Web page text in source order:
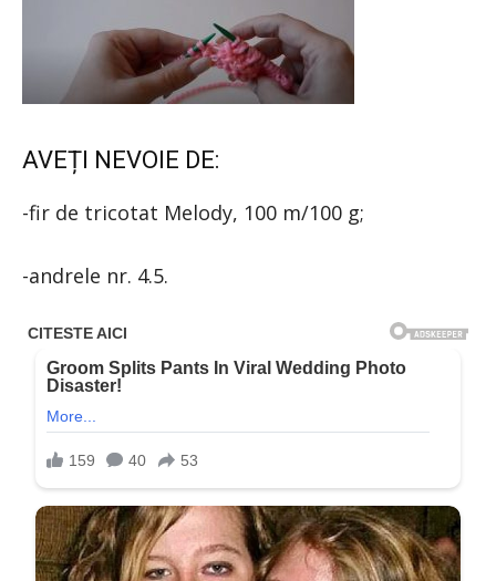
AVEȚI NEVOIE DE:
-fir de tricotat Melody, 100 m/100 g;
-andrele nr. 4.5.